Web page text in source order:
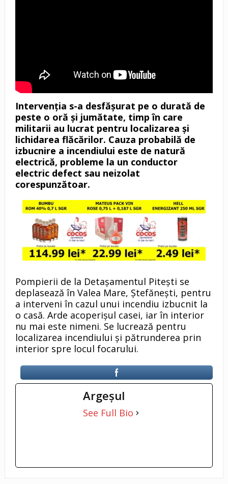
Intervenția s-a desfășurat pe o durată de
peste o oră și jumătate, timp în care
militarii au lucrat pentru localizarea și
lichidarea flăcărilor. Cauza probabilă de
izbucnire a incendiului este de natură
electrică, probleme la un conductor
electric defect sau neizolat
corespunzătoar.
Pompierii de la Detașamentul Pitești se
deplasează în Valea Mare, Ștefănești, pentru
a interveni în cazul unui incendiu izbucnit la
o casă. Arde acoperișul casei, iar în interior
nu mai este nimeni. Se lucrează pentru
localizarea incendiului și pătrunderea prin
interior spre locul focarului.
Argeşul
See Full Bio